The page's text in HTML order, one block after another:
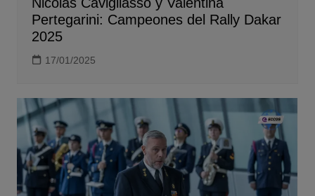
Pertegarini: Campeones del Rally Dakar
2025
17/01/2025